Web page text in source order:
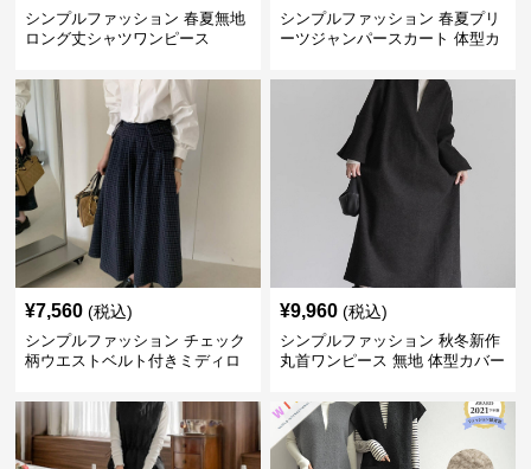
シンプルファッション 春夏無地
ロング丈シャツワンピース
シンプルファッション 春夏プリ
ーツジャンパースカート 体型カ
¥7,560 (税込)
シンプルファッション チェック
柄ウエストベルト付きミディロ
¥9,960 (税込)
シンプルファッション 秋冬新作
丸首ワンピース 無地 体型カバー